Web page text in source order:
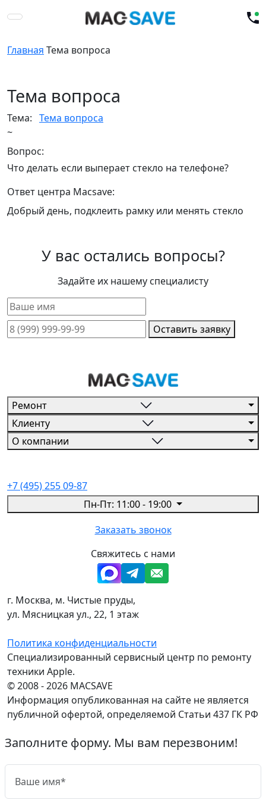
Главная Тема вопроса
Тема вопроса
Тема: Тема вопроса
~
Вопрос:
Что делать если выперает стекло на телефоне?
Ответ центра Macsave:
Добрый день, подклеить рамку или менять стекло
У вас остались вопросы?
Задайте их нашему специалисту
Оставить заявку
Ремонт
Клиенту
О компании
+7 (495) 255 09-87
Пн-Пт: 11:00 - 19:00
Заказать звонок
Свяжитесь с нами
г. Москва, м. Чистые пруды,
ул. Мясницкая ул., 22, 1 этаж
Политика конфиденциальности
Специализированный сервисный центр по ремонту
техники Apple.
© 2008 - 2026 MACSAVE
Информация опубликованная на сайте не является
публичной офертой, определяемой Статьи 437 ГК РФ
Заполните форму. Мы вам перезвоним!